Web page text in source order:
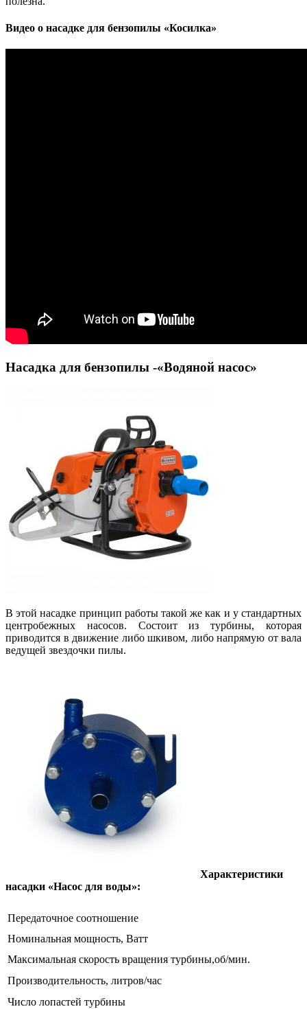
Видео о насадке для бензопилы «Косилка»
Насадка для бензопилы -«Водяной насос»
В этой насадке принцип работы такой же как и у стандартных
центробежных насосов. Состоит из турбины, которая
приводится в движение либо шкивом, либо напрямую от вала
ведущей звездочки пилы.
Характеристики
насадки «Насос для воды»:
Передаточное соотношение
Номинальная мощность, Ватт
Максимальная скорость вращения турбины,об/мин.
Производительность, литров/час
Число лопастей турбины